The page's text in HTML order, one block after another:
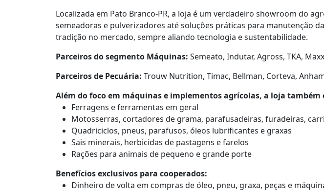
Localizada em Pato Branco-PR, a loja é um verdadeiro showroom do
semeadoras e pulverizadores até soluções práticas para manutenção
tradição no mercado, sempre aliando tecnologia e sustentabilidade.
Parceiros do segmento Máquinas: Semeato, Indutar, Agross, TKA,
Parceiros de Pecuária: Trouw Nutrition, Timac, Bellman, Corteva,
Além do foco em máquinas e implementos agrícolas, a loja também
Ferragens e ferramentas em geral
Motosserras, cortadores de grama, parafusadeiras, furadeiras,
Quadriciclos, pneus, parafusos, óleos lubrificantes e graxas
Sais minerais, herbicidas de pastagens e farelos
Rações para animais de pequeno e grande porte
Benefícios exclusivos para cooperados:
Dinheiro de volta em compras de óleo, pneu, graxa, peças e